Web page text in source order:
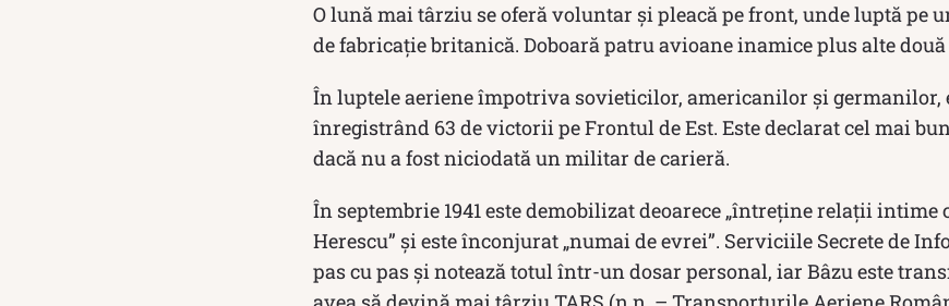
O lună mai târziu se oferă voluntar şi pleacă pe front, unde luptă pe
de fabricaţie britanică. Doboară patru avioane inamice plus alte
În luptele aeriene împotriva sovieticilor, americanilor şi germanilor,
înregistrând 63 de victorii pe Frontul de Est. Este declarat cel mai
dacă nu a fost niciodată un militar de carieră.
În septembrie 1941 este demobilizat deoarece „întreţine relaţii intime
Herescu” şi este înconjurat „numai de evrei”. Serviciile Secrete de
pas cu pas şi notează totul într-un dosar personal, iar Bâzu este